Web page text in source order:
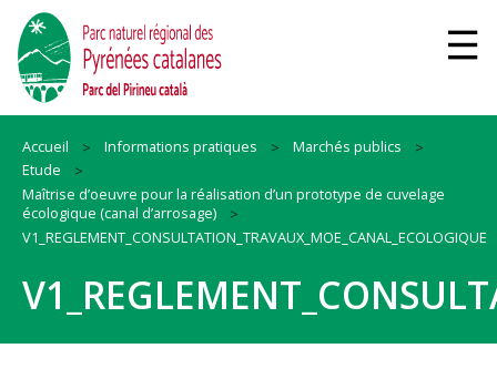
Accueil Informations pratiques
Marchés publics
Etude
Maîtrise d’oeuvre pour la réalisation d’un prototype de cuvelage
écologique (canal d’arrosage)
V1_REGLEMENT_CONSULTATION_TRAVAUX_MOE_CANAL_ECOLOGIQUE